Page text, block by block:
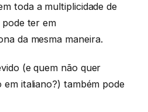
toda a multiplicidade de
pode ter em
da mesma maneira.
(e quem não quer
italiano?) também pode